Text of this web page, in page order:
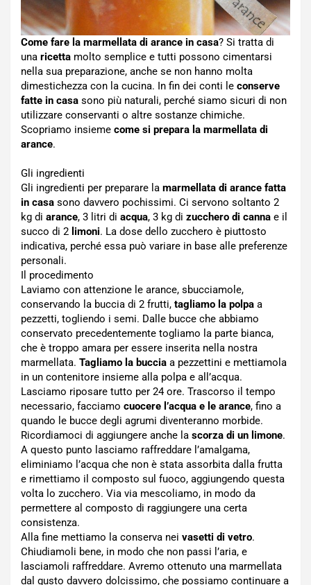
Come fare la marmellata di arance in casa? Si tratta di
una ricetta molto semplice e tutti possono cimentarsi
nella sua preparazione, anche se non hanno molta
dimestichezza con la cucina. In fin dei conti le conserve
fatte in casa sono più naturali, perché siamo sicuri di non
utilizzare conservanti o altre sostanze chimiche.
Scopriamo insieme come si prepara la marmellata di
arance.
Gli ingredienti
Gli ingredienti per preparare la marmellata di arance fatta
in casa sono davvero pochissimi. Ci servono soltanto 2
kg di arance, 3 litri di acqua, 3 kg di zucchero di canna e il
succo di 2 limoni. La dose dello zucchero è piuttosto
indicativa, perché essa può variare in base alle preferenze
personali.
Il procedimento
Laviamo con attenzione le arance, sbucciamole,
conservando la buccia di 2 frutti, tagliamo la polpa a
pezzetti, togliendo i semi. Dalle bucce che abbiamo
conservato precedentemente togliamo la parte bianca,
che è troppo amara per essere inserita nella nostra
marmellata. Tagliamo la buccia a pezzettini e mettiamola
in un contenitore insieme alla polpa e all’acqua.
Lasciamo riposare tutto per 24 ore. Trascorso il tempo
necessario, facciamo cuocere l’acqua e le arance, fino a
quando le bucce degli agrumi diventeranno morbide.
Ricordiamoci di aggiungere anche la scorza di un limone.
A questo punto lasciamo raffreddare l’amalgama,
eliminiamo l’acqua che non è stata assorbita dalla frutta
e rimettiamo il composto sul fuoco, aggiungendo questa
volta lo zucchero. Via via mescoliamo, in modo da
permettere al composto di raggiungere una certa
consistenza.
Alla fine mettiamo la conserva nei vasetti di vetro.
Chiudiamoli bene, in modo che non passi l’aria, e
lasciamoli raffreddare. Avremo ottenuto una marmellata
dal gusto davvero dolcissimo, che possiamo continuare a